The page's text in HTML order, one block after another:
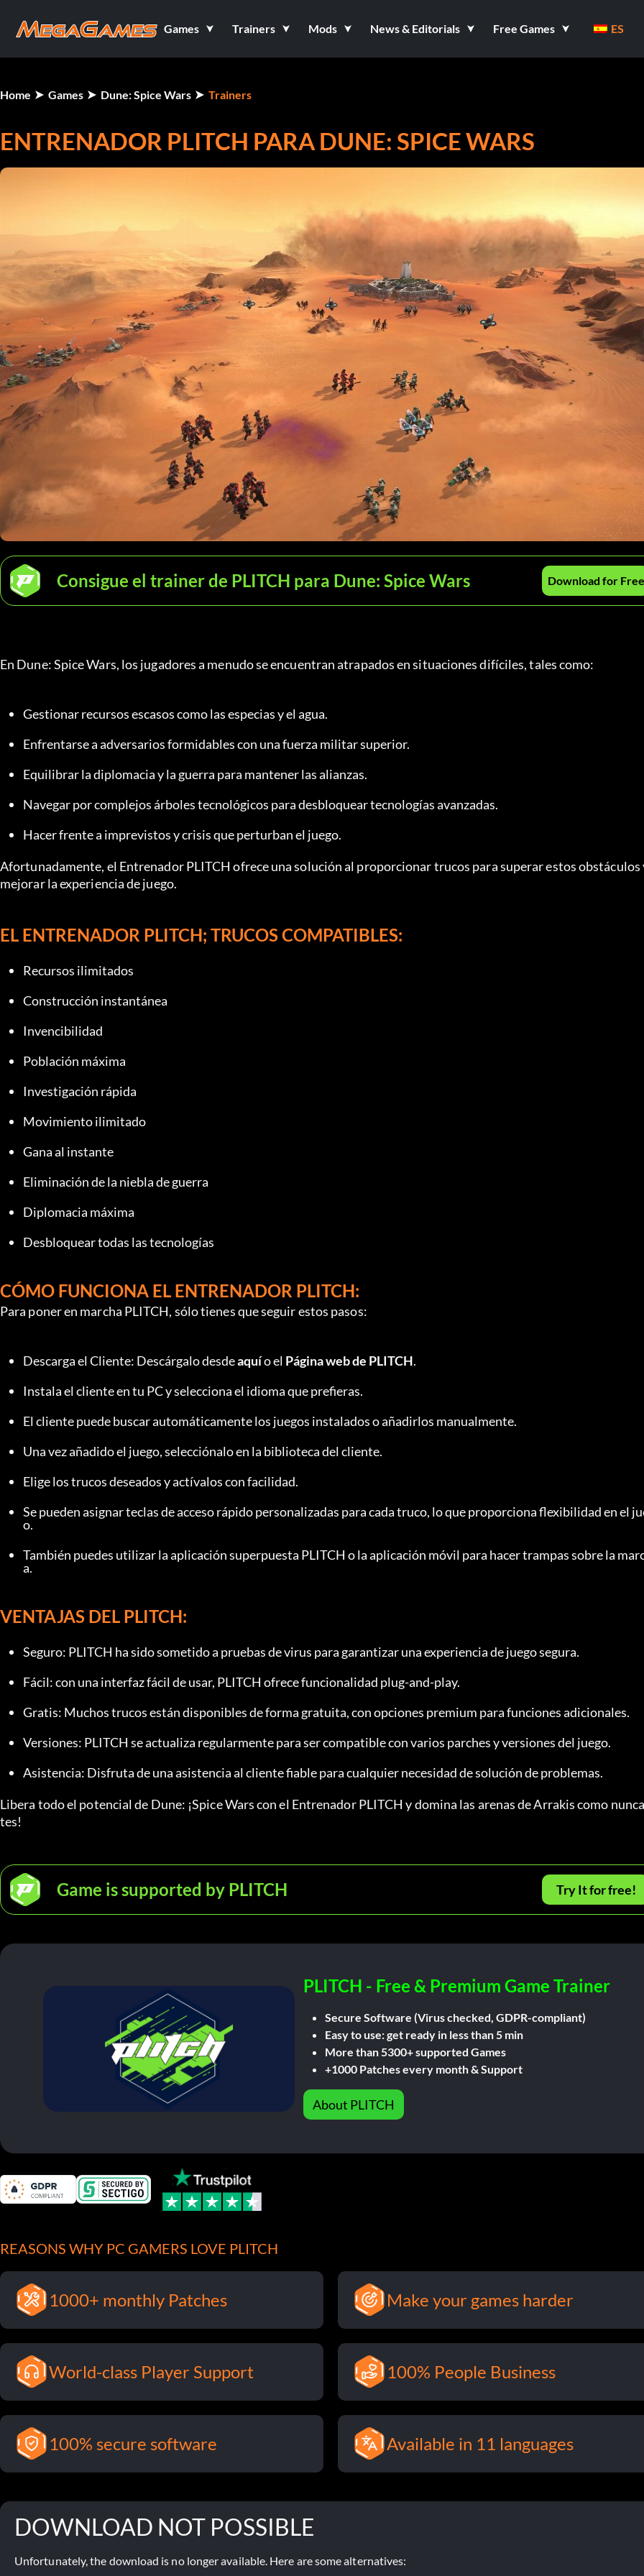
Games Trainers Mods News & Editorials Free Games ES
Home Games Dune: Spice Wars Trainers
ENTRENADOR PLITCH PARA DUNE: SPICE WARS
Consigue el trainer de PLITCH para Dune: Spice Wars Download for Free
En Dune: Spice Wars, los jugadores a menudo se encuentran atrapados en situaciones difíciles, tales como:
Gestionar recursos escasos como las especias y el agua.
Enfrentarse a adversarios formidables con una fuerza militar superior.
Equilibrar la diplomacia y la guerra para mantener las alianzas.
Navegar por complejos árboles tecnológicos para desbloquear tecnologías avanzadas.
Hacer frente a imprevistos y crisis que perturban el juego.
Afortunadamente, el Entrenador PLITCH ofrece una solución al proporcionar trucos para superar estos obstáculos
mejorar la experiencia de juego.
EL ENTRENADOR PLITCH; TRUCOS COMPATIBLES:
Recursos ilimitados
Construcción instantánea
Invencibilidad
Población máxima
Investigación rápida
Movimiento ilimitado
Gana al instante
Eliminación de la niebla de guerra
Diplomacia máxima
Desbloquear todas las tecnologías
CÓMO FUNCIONA EL ENTRENADOR PLITCH:
Para poner en marcha PLITCH, sólo tienes que seguir estos pasos:
Descarga el Cliente: Descárgalo desde aquí o el Página web de PLITCH.
Instala el cliente en tu PC y selecciona el idioma que prefieras.
El cliente puede buscar automáticamente los juegos instalados o añadirlos manualmente.
Una vez añadido el juego, selecciónalo en la biblioteca del cliente.
Elige los trucos deseados y actívalos con facilidad.
Se pueden asignar teclas de acceso rápido personalizadas para cada truco, lo que proporciona flexibilidad en el
o.
También puedes utilizar la aplicación superpuesta PLITCH o la aplicación móvil para hacer trampas sobre la
a.
VENTAJAS DEL PLITCH:
Seguro: PLITCH ha sido sometido a pruebas de virus para garantizar una experiencia de juego segura.
Fácil: con una interfaz fácil de usar, PLITCH ofrece funcionalidad plug-and-play.
Gratis: Muchos trucos están disponibles de forma gratuita, con opciones premium para funciones adicionales.
Versiones: PLITCH se actualiza regularmente para ser compatible con varios parches y versiones del juego.
Asistencia: Disfruta de una asistencia al cliente fiable para cualquier necesidad de solución de problemas.
Libera todo el potencial de Dune: ¡Spice Wars con el Entrenador PLITCH y domina las arenas de Arrakis como
tes!
Game is supported by PLITCH Try It for free!
PLITCH - Free & Premium Game Trainer
Secure Software (Virus checked, GDPR-compliant)
Easy to use: get ready in less than 5 min
More than 5300+ supported Games
+1000 Patches every month & Support
About PLITCH
REASONS WHY PC GAMERS LOVE PLITCH
1000+ monthly Patches Make your games harder
World-class Player Support 100% People Business
100% secure software Available in 11 languages
DOWNLOAD NOT POSSIBLE
Unfortunately, the download is no longer available. Here are some alternatives: